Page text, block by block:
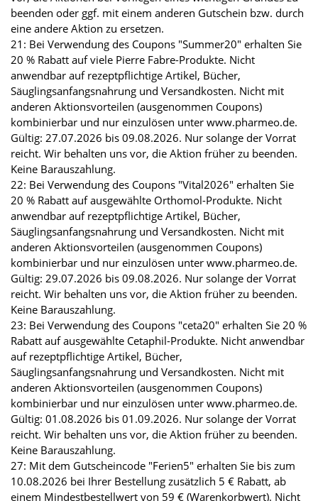
beenden oder ggf. mit einem anderen Gutschein bzw. durch
eine andere Aktion zu ersetzen.
21: Bei Verwendung des Coupons "Summer20" erhalten Sie
20 % Rabatt auf viele Pierre Fabre-Produkte. Nicht
anwendbar auf rezeptpflichtige Artikel, Bücher,
Säuglingsanfangsnahrung und Versandkosten. Nicht mit
anderen Aktionsvorteilen (ausgenommen Coupons)
kombinierbar und nur einzulösen unter www.pharmeo.de.
Gültig: 27.07.2026 bis 09.08.2026. Nur solange der Vorrat
reicht. Wir behalten uns vor, die Aktion früher zu beenden.
Keine Barauszahlung.
22: Bei Verwendung des Coupons "Vital2026" erhalten Sie
20 % Rabatt auf ausgewählte Orthomol-Produkte. Nicht
anwendbar auf rezeptpflichtige Artikel, Bücher,
Säuglingsanfangsnahrung und Versandkosten. Nicht mit
anderen Aktionsvorteilen (ausgenommen Coupons)
kombinierbar und nur einzulösen unter www.pharmeo.de.
Gültig: 29.07.2026 bis 09.08.2026. Nur solange der Vorrat
reicht. Wir behalten uns vor, die Aktion früher zu beenden.
Keine Barauszahlung.
23: Bei Verwendung des Coupons "ceta20" erhalten Sie 20 %
Rabatt auf ausgewählte Cetaphil-Produkte. Nicht anwendbar
auf rezeptpflichtige Artikel, Bücher,
Säuglingsanfangsnahrung und Versandkosten. Nicht mit
anderen Aktionsvorteilen (ausgenommen Coupons)
kombinierbar und nur einzulösen unter www.pharmeo.de.
Gültig: 01.08.2026 bis 01.09.2026. Nur solange der Vorrat
reicht. Wir behalten uns vor, die Aktion früher zu beenden.
Keine Barauszahlung.
27: Mit dem Gutscheincode "Ferien5" erhalten Sie bis zum
10.08.2026 bei Ihrer Bestellung zusätzlich 5 € Rabatt, ab
einem Mindestbestellwert von 59 € (Warenkorbwert). Nicht